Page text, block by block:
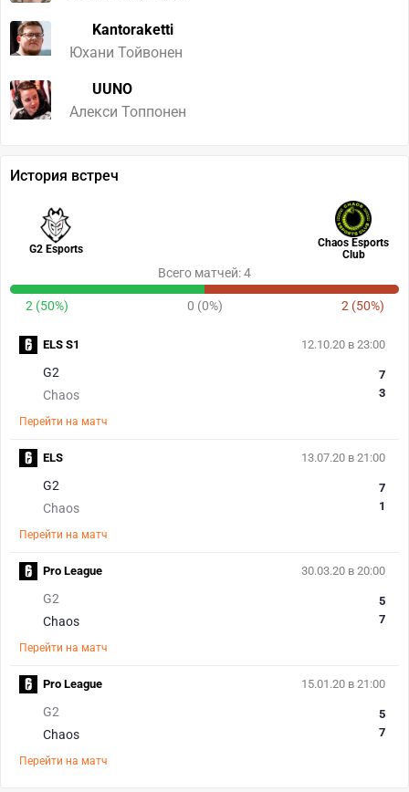
Kantoraketti
Юхани Тойвонен
UUNO
Алекси Топпонен
История встреч
G2 Esports
Chaos Esports
Club
Всего матчей: 4
2 (50%) 0 (0%) 2 (50%)
12.10.20 в 23:00
G2
Chaos
7
3
Перейти на матч
ELS S1
13.07.20 в 21:00
G2
Chaos
7
1
Перейти на матч
ELS
30.03.20 в 20:00
G2
Chaos
5
7
Перейти на матч
Pro League
15.01.20 в 21:00
G2
Chaos
5
7
Перейти на матч
Pro League